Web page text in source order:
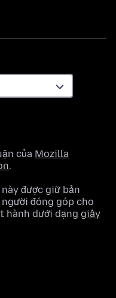
của Mozilla
.
được giữ bản
đóng góp cho
hành dưới dạng giấy